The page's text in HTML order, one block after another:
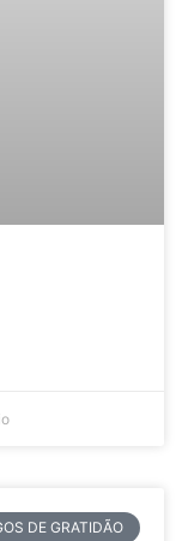
DE GRATIDÃO